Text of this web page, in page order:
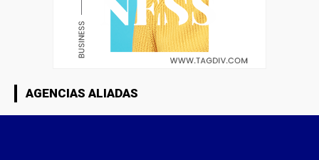
AGENCIAS ALIADAS